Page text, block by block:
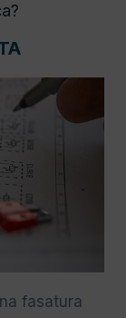
fasatura